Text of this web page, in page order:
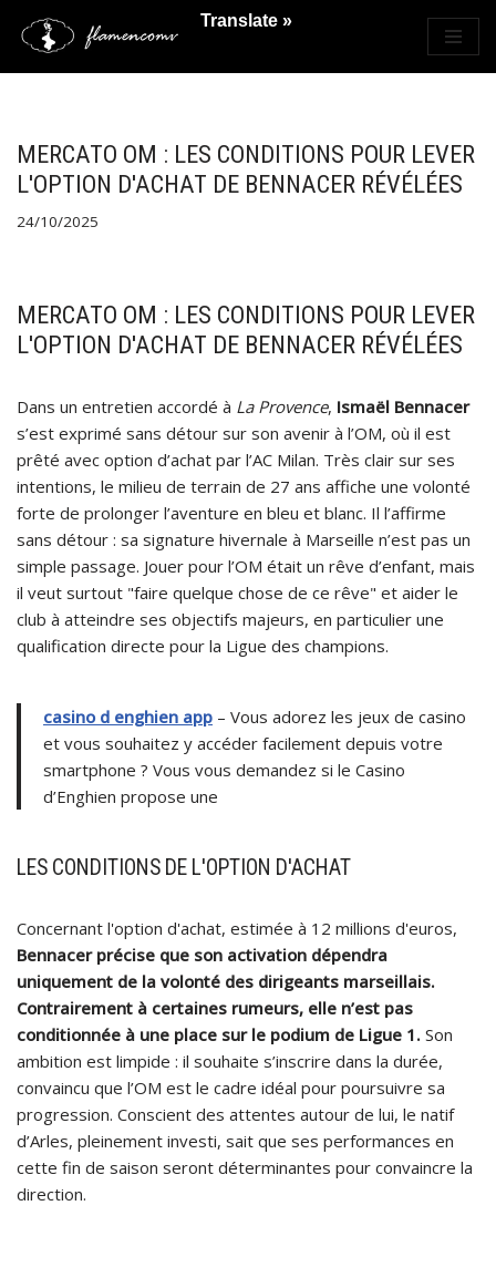
Saltar
MERCATO OM : LES CONDITIONS POUR LEVER
L'OPTION D'ACHAT DE BENNACER RÉVÉLÉES
24/10/2025
MERCATO OM : LES CONDITIONS POUR LEVER
L'OPTION D'ACHAT DE BENNACER RÉVÉLÉES
Dans un entretien accordé à La Provence, Ismaël Bennacer
s’est exprimé sans détour sur son avenir à l’OM, où il est
prêté avec option d’achat par l’AC Milan. Très clair sur ses
intentions, le milieu de terrain de 27 ans affiche une volonté
forte de prolonger l’aventure en bleu et blanc. Il l’affirme
sans détour : sa signature hivernale à Marseille n’est pas un
simple passage. Jouer pour l’OM était un rêve d’enfant, mais
il veut surtout "faire quelque chose de ce rêve" et aider le
club à atteindre ses objectifs majeurs, en particulier une
qualification directe pour la Ligue des champions.
casino d enghien app – Vous adorez les jeux de casino
et vous souhaitez y accéder facilement depuis votre
smartphone ? Vous vous demandez si le Casino
d’Enghien propose une
LES CONDITIONS DE L'OPTION D'ACHAT
Concernant l'option d'achat, estimée à 12 millions d'euros,
Bennacer précise que son activation dépendra
uniquement de la volonté des dirigeants marseillais.
Contrairement à certaines rumeurs, elle n’est pas
conditionnée à une place sur le podium de Ligue 1. Son
ambition est limpide : il souhaite s’inscrire dans la durée,
convaincu que l’OM est le cadre idéal pour poursuivre sa
progression. Conscient des attentes autour de lui, le natif
d’Arles, pleinement investi, sait que ses performances en
cette fin de saison seront déterminantes pour convaincre la
direction.
Translate »